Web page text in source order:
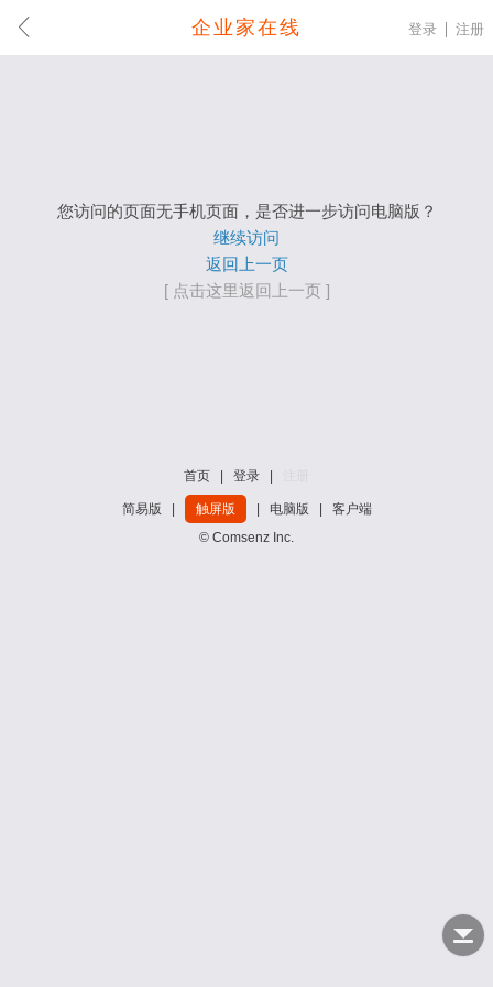
企业家在线 登录 注册
您访问的页面无手机页面，是否进一步访问电脑版？
继续访问
返回上一页
[ 点击这里返回上一页 ]
首页 登录
简易版 触屏版 电脑版
客户端
© Comsenz Inc.